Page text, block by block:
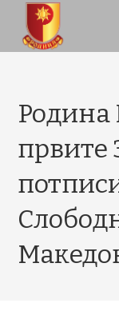
Родина
првите